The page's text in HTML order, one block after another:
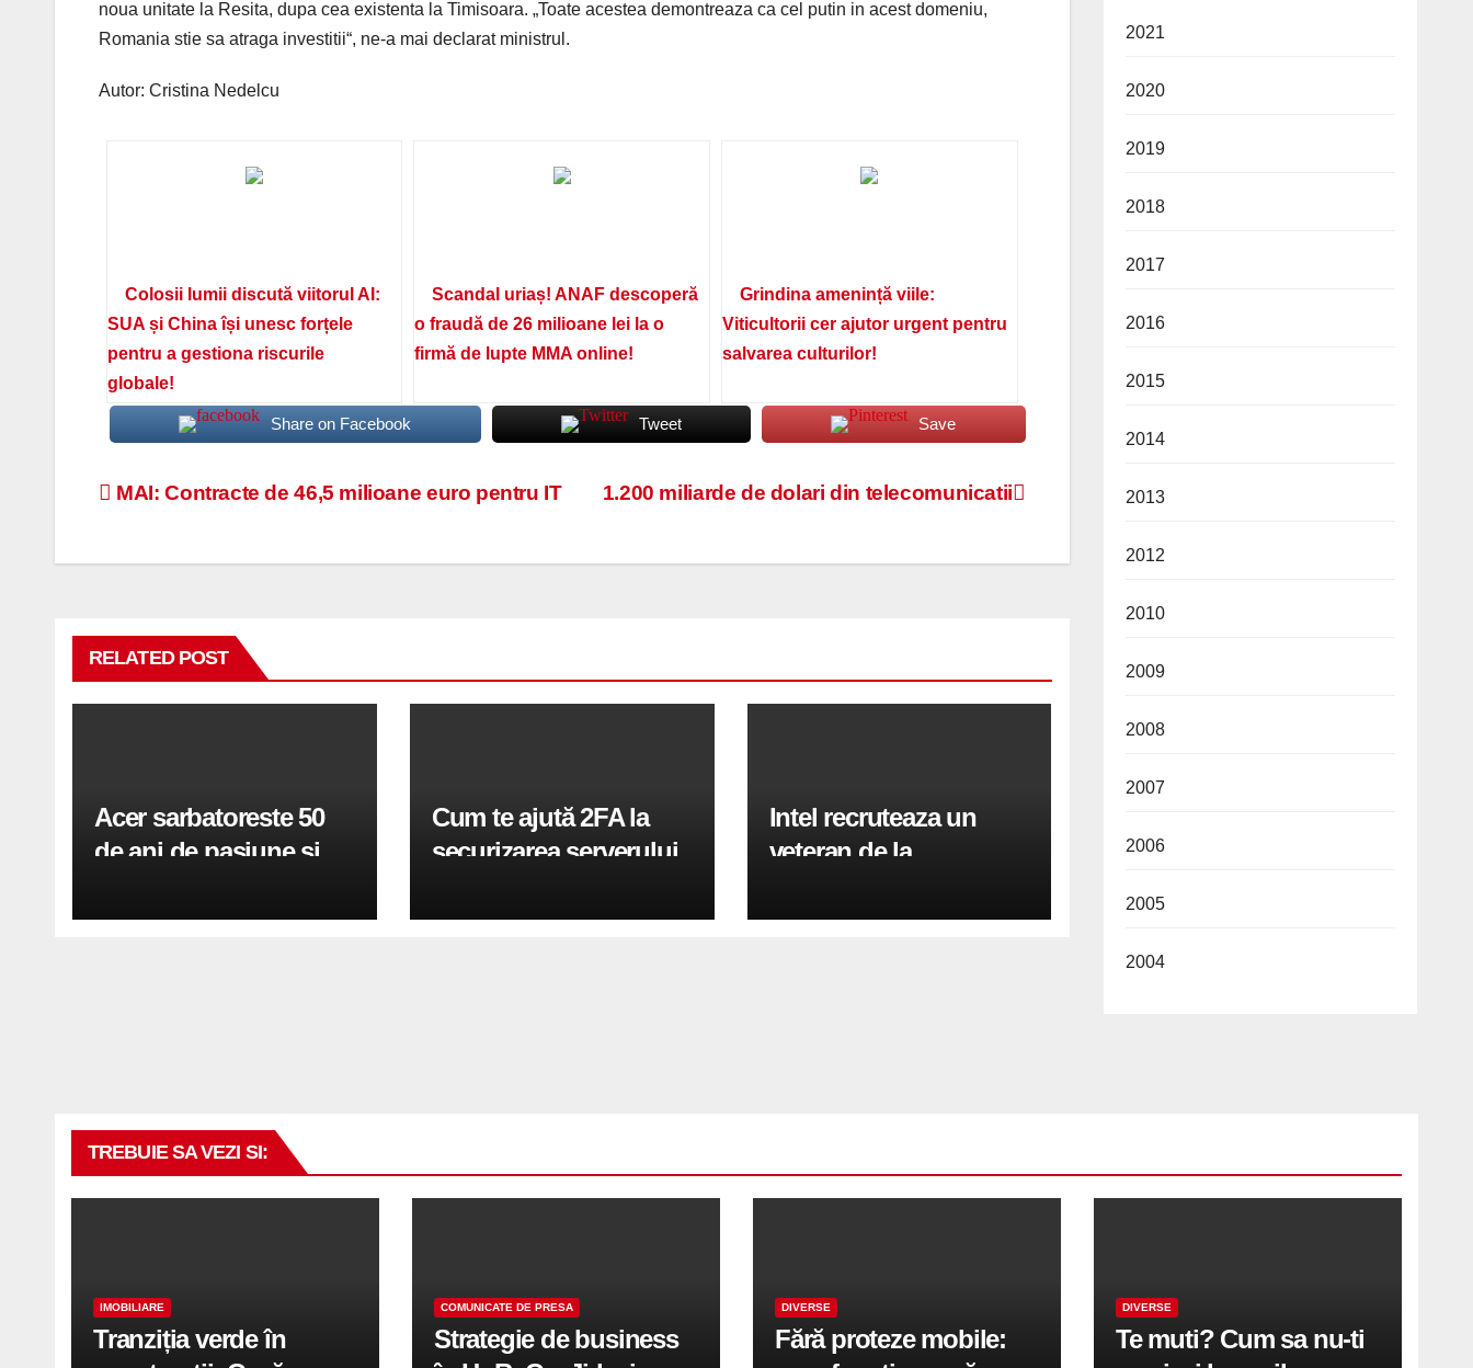
noua unitate la Resita, dupa cea existenta la Timisoara. „Toate acestea demontreaza ca cel putin in acest domeniu,
Romania stie sa atraga investitii“, ne-a mai declarat ministrul.
Autor: Cristina Nedelcu
Colosii lumii discută viitorul AI:
SUA și China își unesc forțele
pentru a gestiona riscurile
globale!
Scandal uriaș! ANAF descoperă
o fraudă de 26 milioane lei la o
firmă de lupte MMA online!
Grindina amenință viile:
Viticultorii cer ajutor urgent pentru
salvarea culturilor!
Share on Facebook Tweet Save
Navigare
1.200 miliarde de dolari din telecomunicatii
MAI: Contracte de 46,5 milioane euro pentru IT
RELATED POST
Acer sarbatoreste 50
de ani de pasiune si
Cum te ajută 2FA la
securizarea serverului
Intel recruteaza un
veteran de la
conduce divizia GPU
2021
2020
2019
2018
2017
2016
2015
2014
2013
2012
2010
2009
2008
2007
2006
2005
2004
TREBUIE SA VEZI SI:
IMOBILIARE
Tranziția verde în
COMUNICATE DE PRESA
Strategie de business
DIVERSE
Fără proteze mobile:
DIVERSE
Te muti? Cum sa nu-ti